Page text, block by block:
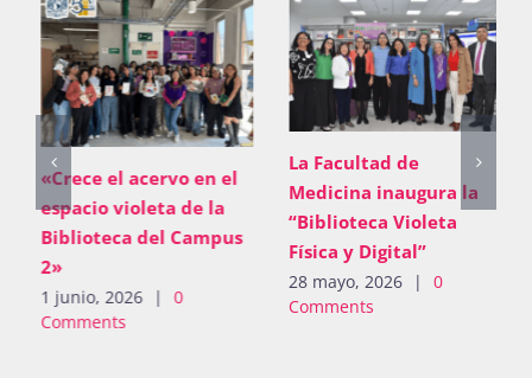
«Crece el acervo en el
espacio violeta de la
Biblioteca del Campus
2»
1 junio, 2026 |
0
Comments
La Facultad de
Medicina inaugura la
“Biblioteca Violeta
Física y Digital”
28 mayo, 2026 |
0
Comments